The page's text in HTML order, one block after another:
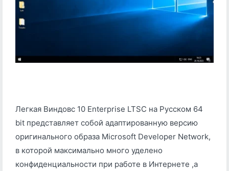
Легкая Виндовс 10 Enterprise LTSC на Русском 64
bit представляет собой адаптированную версию
оригинального образа Microsoft Developer Network,
в которой максимально много уделено
конфиденциальности при работе в Интернете ,а